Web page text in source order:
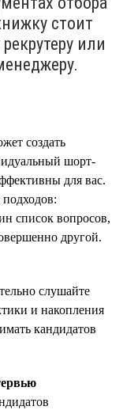
стоит
или
создать
шорт-
для вас.
список вопросов,
другой.
слушайте
и накопления
кандидатов